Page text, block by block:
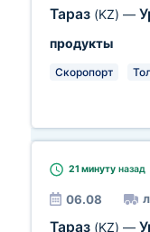
Тараз (KZ) —
продукты
Скоропорт
21 минуту назад
06.08
Тараз (KZ) —